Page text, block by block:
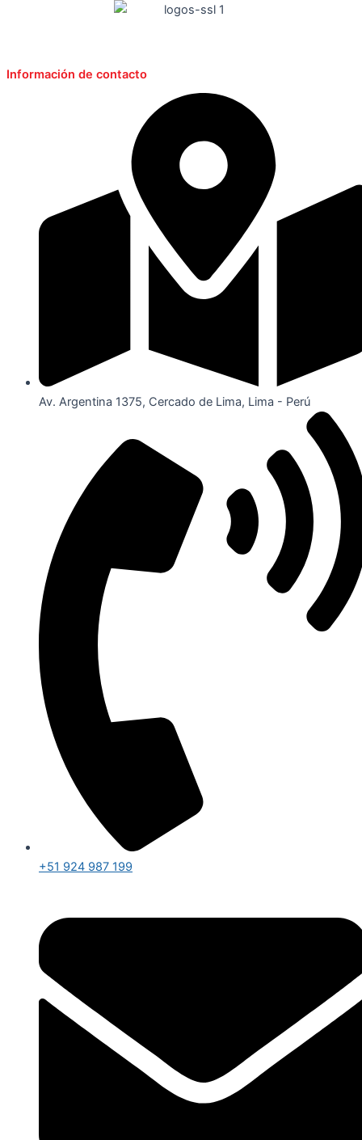
Información de contacto
Av. Argentina 1375, Cercado de Lima, Lima - Perú
+51 924 987 199